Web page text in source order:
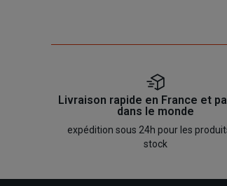
Livraison rapide en France et
dans le monde
expédition sous 24h pour les
stock